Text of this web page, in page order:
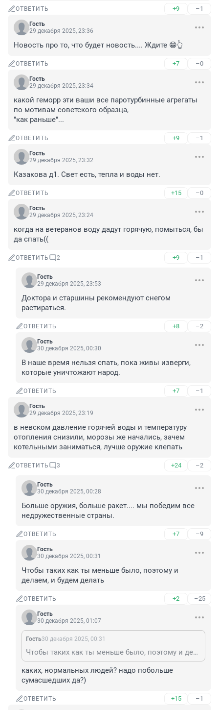
ОТВЕТИТЬ +9 –1
Гость
29 декабря 2025, 23:36
Новость про то, что будет новость.... Ждите 😁👆
ОТВЕТИТЬ +7 –0
Гость
29 декабря 2025, 23:34
какой геморр эти ваши все паротурбинные агрегаты
по мотивам советского образца,
"как раньше"...
ОТВЕТИТЬ +9 –1
Гость
29 декабря 2025, 23:32
Казакова д1. Свет есть, тепла и воды нет.
ОТВЕТИТЬ +15 –0
Гость
29 декабря 2025, 23:24
когда на ветеранов воду дадут горячую, помыться, бы
да спать((
ОТВЕТИТЬ 2 +9 –1
Гость
29 декабря 2025, 23:53
Доктора и старшины рекомендуют снегом
растираться.
ОТВЕТИТЬ +8 –2
Гость
30 декабря 2025, 00:30
В наше время нельзя спать, пока живы изверги,
которые уничтожают народ.
ОТВЕТИТЬ +7 –1
Гость
29 декабря 2025, 23:19
в невском давление горячей воды и температуру
отопления снизили, морозы же начались, зачем
котельными заниматься, лучше оружие клепать
ОТВЕТИТЬ 3 +24 –2
Гость
30 декабря 2025, 00:28
Больше оружия, больше ракет.... мы победим все
недружественные страны.
ОТВЕТИТЬ +7 –9
Гость
30 декабря 2025, 00:31
Чтобы таких как ты меньше было, поэтому и
делаем, и будем делать
ОТВЕТИТЬ +2 –25
Гость
30 декабря 2025, 01:07
Гость30 декабря 2025, 00:31
Чтобы таких как ты меньше было, поэтому и делаем, и будем делать
каких, нормальных людей? надо побольше
сумасшедших да?)
ОТВЕТИТЬ +15 –1